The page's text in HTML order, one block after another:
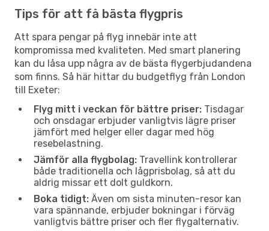
Tips för att få bästa flygpris
Att spara pengar på flyg innebär inte att
kompromissa med kvaliteten. Med smart planering
kan du låsa upp några av de bästa flygerbjudandena
som finns. Så här hittar du budgetflyg från London
till Exeter:
Flyg mitt i veckan för bättre priser: Tisdagar
och onsdagar erbjuder vanligtvis lägre priser
jämfört med helger eller dagar med hög
resebelastning.
Jämför alla flygbolag: Travellink kontrollerar
både traditionella och lågprisbolag, så att du
aldrig missar ett dolt guldkorn.
Boka tidigt: Även om sista minuten-resor kan
vara spännande, erbjuder bokningar i förväg
vanligtvis bättre priser och fler flygalternativ.